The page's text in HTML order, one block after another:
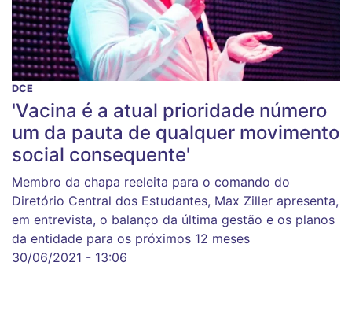
DCE
'Vacina é a atual prioridade número
um da pauta de qualquer movimento
social consequente'
Membro da chapa reeleita para o comando do
Diretório Central dos Estudantes, Max Ziller apresenta,
em entrevista, o balanço da última gestão e os planos
da entidade para os próximos 12 meses
30/06/2021 - 13:06